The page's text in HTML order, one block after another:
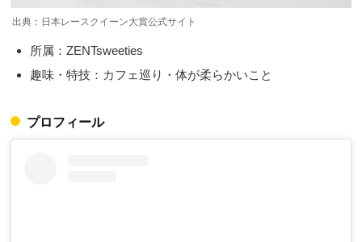
出典：日本レースクイーン大賞公式サイト
所属：ZENTsweeties
趣味・特技：カフェ巡り・体が柔らかいこと
プロフィール